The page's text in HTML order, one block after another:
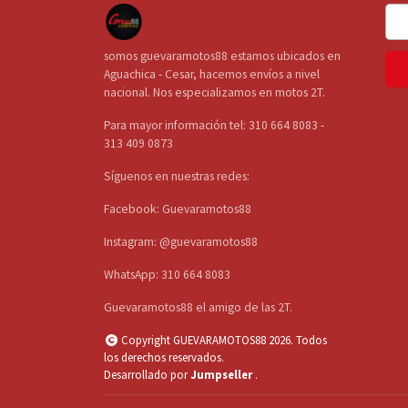
somos guevaramotos88 estamos ubicados en
Aguachica - Cesar, hacemos envíos a nivel
nacional. Nos especializamos en motos 2T.
Para mayor información tel: 310 664 8083 -
313 409 0873
Síguenos en nuestras redes:
Facebook: Guevaramotos88
Instagram: @guevaramotos88
WhatsApp: 310 664 8083
Guevaramotos88 el amigo de las 2T.
Copyright GUEVARAMOTOS88 2026. Todos
los derechos reservados.
Desarrollado porJumpseller .